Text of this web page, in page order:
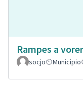
Rampes a
socjo
Municipio